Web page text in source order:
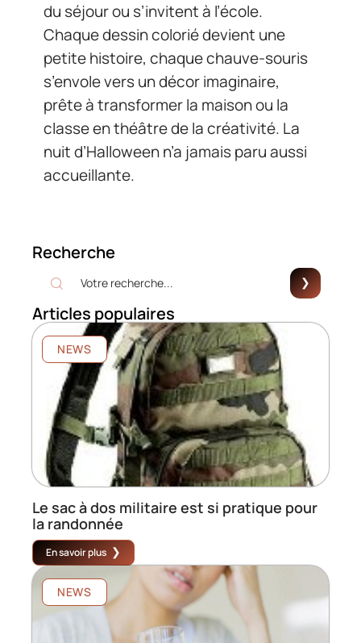
du séjour ou s’invitent à l’école.
Chaque dessin colorié devient une
petite histoire, chaque chauve-souris
s’envole vers un décor imaginaire,
prête à transformer la maison ou la
classe en théâtre de la créativité. La
nuit d’Halloween n’a jamais paru aussi
accueillante.
Recherche
Articles populaires
NEWS
Le sac à dos militaire est si pratique pour
la randonnée
En savoir plus
NEWS